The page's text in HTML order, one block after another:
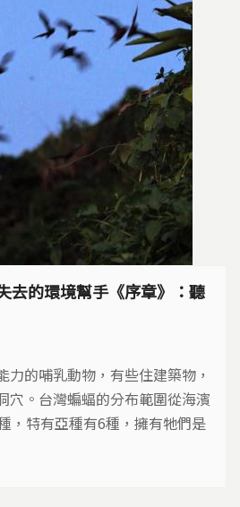
去的環境幫手《序章》：聽
力的哺乳動物，有些住建築物，
穴。台灣蝙蝠的分布範圍從海濱
，特有亞種有6種，擁有牠們是
是病毒傳播的媒介，或許更該
或消失所導致的生態失衡。